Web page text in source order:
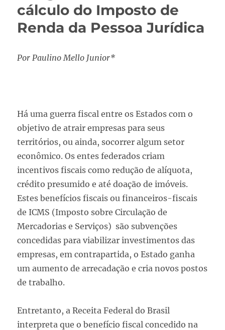
cálculo do Imposto de
Renda da Pessoa Jurídica
Por Paulino Mello Junior*
Há uma guerra fiscal entre os Estados com o
objetivo de atrair empresas para seus
territórios, ou ainda, socorrer algum setor
econômico. Os entes federados criam
incentivos fiscais como redução de alíquota,
crédito presumido e até doação de imóveis.
Estes benefícios fiscais ou financeiros-fiscais
de ICMS (Imposto sobre Circulação de
Mercadorias e Serviços) são subvenções
concedidas para viabilizar investimentos das
empresas, em contrapartida, o Estado ganha
um aumento de arrecadação e cria novos postos
de trabalho.
Entretanto, a Receita Federal do Brasil
interpreta que o benefício fiscal concedido na